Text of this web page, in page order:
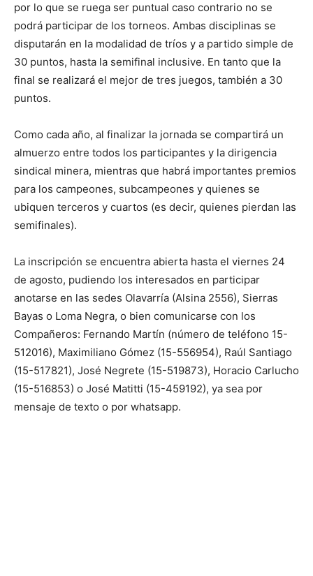
por lo que se ruega ser puntual caso contrario no se
podrá participar de los torneos. Ambas disciplinas se
disputarán en la modalidad de tríos y a partido simple de
30 puntos, hasta la semifinal inclusive. En tanto que la
final se realizará el mejor de tres juegos, también a 30
puntos.
Como cada año, al finalizar la jornada se compartirá un
almuerzo entre todos los participantes y la dirigencia
sindical minera, mientras que habrá importantes premios
para los campeones, subcampeones y quienes se
ubiquen terceros y cuartos (es decir, quienes pierdan las
semifinales).
La inscripción se encuentra abierta hasta el viernes 24
de agosto, pudiendo los interesados en participar
anotarse en las sedes Olavarría (Alsina 2556), Sierras
Bayas o Loma Negra, o bien comunicarse con los
Compañeros: Fernando Martín (número de teléfono 15-
512016), Maximiliano Gómez (15-556954), Raúl Santiago
(15-517821), José Negrete (15-519873), Horacio Carlucho
(15-516853) o José Matitti (15-459192), ya sea por
mensaje de texto o por whatsapp.